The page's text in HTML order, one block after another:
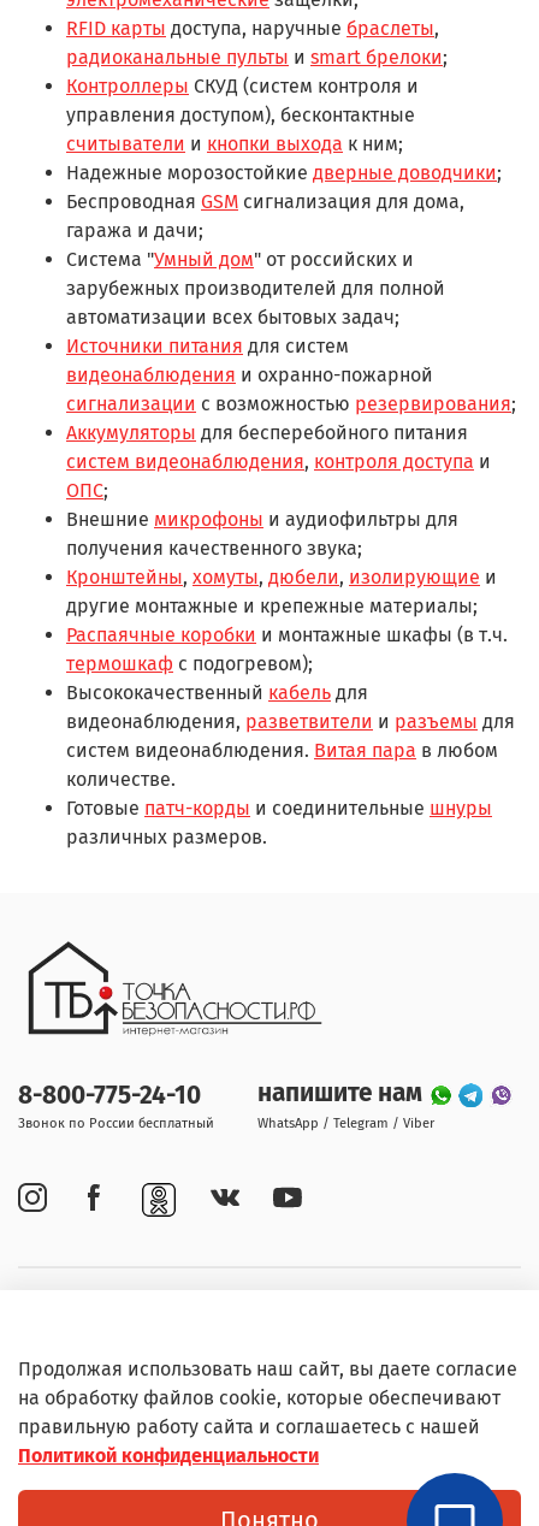
RFID карты доступа, наручные браслеты,
радиоканальные пульты и smart брелоки;
Контроллеры СКУД (систем контроля и
управления доступом), бесконтактные
считыватели и кнопки выхода к ним;
Надежные морозостойкие дверные доводчики;
Беспроводная GSM сигнализация для дома,
гаража и дачи;
Система "Умный дом" от российских и
зарубежных производителей для полной
автоматизации всех бытовых задач;
Источники питания для систем
видеонаблюдения и охранно-пожарной
сигнализации с возможностью резервирования;
Аккумуляторы для бесперебойного питания
систем видеонаблюдения, контроля доступа и
ОПС;
Внешние микрофоны и аудиофильтры для
получения качественного звука;
Кронштейны, хомуты, дюбели, изолирующие и
другие монтажные и крепежные материалы;
Распаячные коробки и монтажные шкафы (в т.ч.
термошкаф с подогревом);
Высококачественный кабель для
видеонаблюдения, разветвители и разъемы для
систем видеонаблюдения. Витая пара в любом
количестве.
Готовые патч-корды и соединительные шнуры
различных размеров.
Информация
8-800-775-24-10
Звонок по России бесплатный
напишите нам
WhatsApp / Telegram / Viber
© Любое использование контента без письменного
Продолжая использовать наш сайт, вы даете согласие
на обработку файлов cookie, которые обеспечивают
правильную работу сайта и соглашаетесь с нашей
Политикой конфиденциальности
Понятно